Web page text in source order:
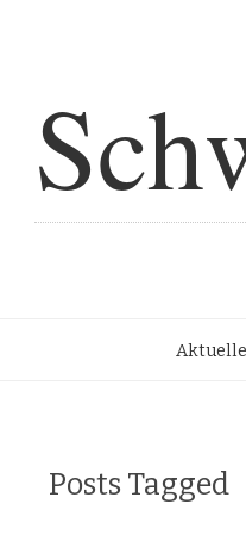
Posts Tagged